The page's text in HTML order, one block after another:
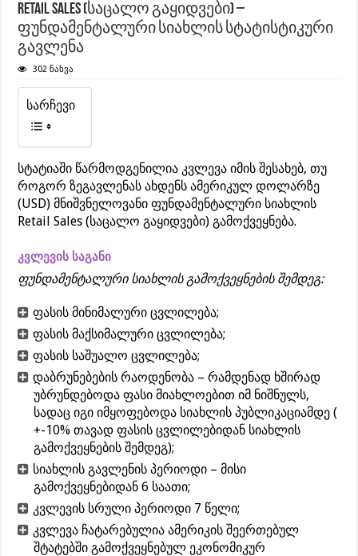
Retail Sales (საცალო გაყიდვები) –
ფუნდამენტალური სიახლის სტატისტიკური
გავლენა
302 ნახვა
სარჩევი
სტატიაში წარმოდგენილია კვლევა იმის შესახებ, თუ
როგორ ზეგავლენას ახდენს ამერიკულ დოლარზე
(USD) მნიშვნელოვანი ფუნდამენტალური სიახლის
Retail Sales (საცალო გაყიდვები) გამოქვეყნება.
კვლევის საგანი
ფუნდამენტალური სიახლის გამოქვეყნების შემდეგ:
ფასის მინიმალური ცვლილება;
ფასის მაქსიმალური ცვლილება;
ფასის საშუალო ცვლილება;
დაბრუნებების რაოდენობა – რამდენად ხშირად
უბრუნდებოდა ფასი მიახლოებით იმ ნიშნულს,
სადაც იგი იმყოფებოდა სიახლის პუბლიკაციამდე (
+-10% თავად ფასის ცვლილებიდან სიახლის
გამოქვეყნების შემდეგ);
სიახლის გავლენის პერიოდი – მისი
გამოქვეყნებიდან 6 საათი;
კვლევის სრული პერიოდი 7 წელი;
კვლევა ჩატარებულია ამერიკის შეერთებულ
შტატებში გამოქვეყნებულ ეკონომიკურ